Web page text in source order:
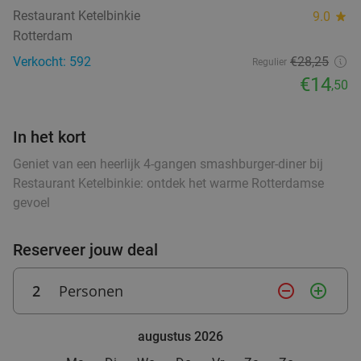
Indiaas 3-gangendiner à la carte bij Garam
Verkocht: 1.191
€21
Teds Rotterdam Op 't Dak
Morgen
Za Zo Ma Di
Wo
Teds Rotterdam Op 't Dak
9.3 star
Rotterdam 1 min.directions_walk
Restaurant Ketelbinkie 9.0 star
Rotterdam
Verkocht: 592
Regulier €28,25
€14,50
In het kort
Geniet van een heerlijk 4-gangen smashburger-diner bij
Restaurant Ketelbinkie: ontdek het warme Rotterdamse
gevoel
Reserveer jouw deal
2 Personen remove_circle_outline add_circle_outline
augustus 2026